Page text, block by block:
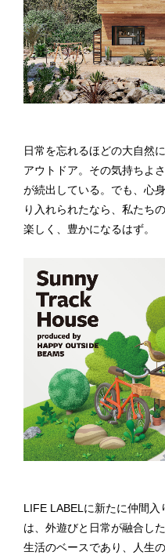
日常を忘れるほどの大自然
アウトドア。その気持ちよ
が続出している。でも、心
り入れられたなら、私たち
楽しく、豊かになるはず。
LIFE LABELに新たに仲間入
は、外遊びと日常が融合し
生活のベースであり、人生